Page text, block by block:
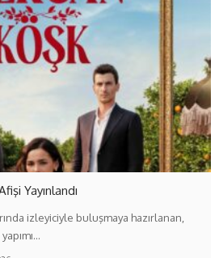
Yayınlandı
izleyiciyle buluşmaya hazırlanan,